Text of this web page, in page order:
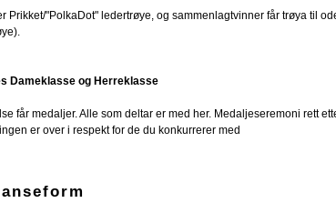
Prikket/"PolkaDot" ledertrøye, og sammenlagtvinner får trøya til
Dameklasse og Herreklasse
får medaljer. Alle som deltar er med her. Medaljeseremoni rett
er over i respekt for de du konkurrerer med